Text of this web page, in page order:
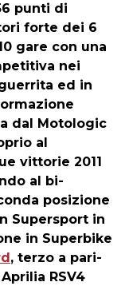
punti di
forte dei 6
gare con una
nei
ed in
dal Motologic
al
vittorie 2011
al bi-
posizione
Supersport in
in Superbike
, terzo a pari-
RSV4